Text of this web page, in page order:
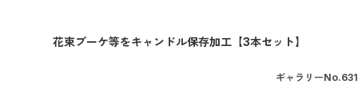
花束ブーケ等をキャンドル保存加工【3本セット】
ギャラリーNo.631